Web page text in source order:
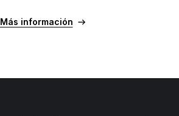
Más información